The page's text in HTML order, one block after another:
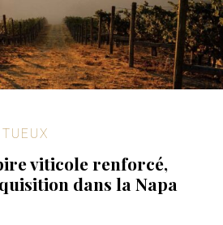
viticole renforcé,
dans la Napa